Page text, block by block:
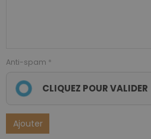
Anti-spam
CLIQUEZ POUR VALIDER
Ajouter